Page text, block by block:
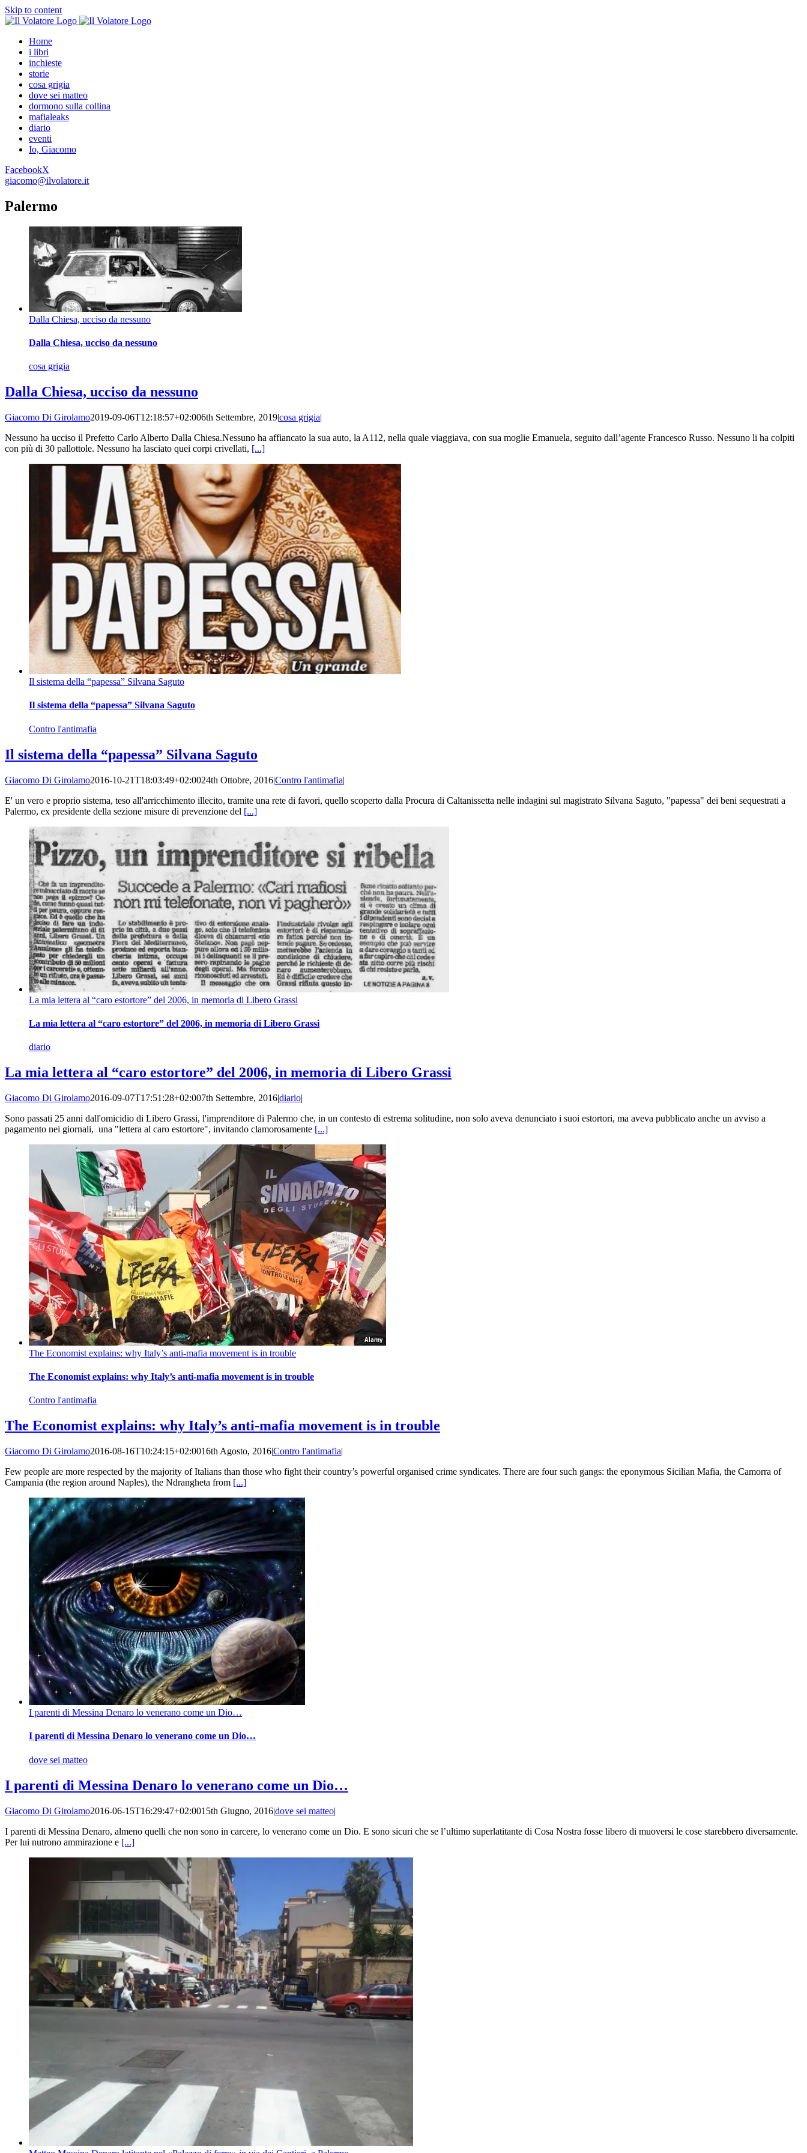
Skip to content
Home
i libri
inchieste
storie
cosa grigia
dove sei matteo
dormono sulla collina
mafialeaks
diario
eventi
Io, Giacomo
FacebookX
giacomo@ilvolatore.it
Palermo
Dalla Chiesa, ucciso da nessuno
Dalla Chiesa, ucciso da nessuno
cosa grigia
Dalla Chiesa, ucciso da nessuno
Giacomo Di Girolamo2019-09-06T12:18:57+02:006th Settembre, 2019|cosa grigia|
Nessuno ha ucciso il Prefetto Carlo Alberto Dalla Chiesa.Nessuno ha affiancato la sua auto, la A112, nella quale viaggiava, con sua moglie Emanuela, seguito dall’agente Francesco Russo. Nessuno li ha colpiti
con più di 30 pallottole. Nessuno ha lasciato quei corpi crivellati, [...]
Il sistema della “papessa” Silvana Saguto
Il sistema della “papessa” Silvana Saguto
Contro l'antimafia
Il sistema della “papessa” Silvana Saguto
Giacomo Di Girolamo2016-10-21T18:03:49+02:0024th Ottobre, 2016|Contro l'antimafia|
E' un vero e proprio sistema, teso all'arricchimento illecito, tramite una rete di favori, quello scoperto dalla Procura di Caltanissetta nelle indagini sul magistrato Silvana Saguto, "papessa" dei beni sequestrati a
Palermo, ex presidente della sezione misure di prevenzione del [...]
La mia lettera al “caro estortore” del 2006, in memoria di Libero Grassi
La mia lettera al “caro estortore” del 2006, in memoria di Libero Grassi
diario
La mia lettera al “caro estortore” del 2006, in memoria di Libero Grassi
Giacomo Di Girolamo2016-09-07T17:51:28+02:007th Settembre, 2016|diario|
Sono passati 25 anni dall'omicidio di Libero Grassi, l'imprenditore di Palermo che, in un contesto di estrema solitudine, non solo aveva denunciato i suoi estortori, ma aveva pubblicato anche un avviso a
pagamento nei giornali, una "lettera al caro estortore", invitando clamorosamente [...]
The Economist explains: why Italy’s anti-mafia movement is in trouble
The Economist explains: why Italy’s anti-mafia movement is in trouble
Contro l'antimafia
The Economist explains: why Italy’s anti-mafia movement is in trouble
Giacomo Di Girolamo2016-08-16T10:24:15+02:0016th Agosto, 2016|Contro l'antimafia|
Few people are more respected by the majority of Italians than those who fight their country’s powerful organised crime syndicates. There are four such gangs: the eponymous Sicilian Mafia, the Camorra of
Campania (the region around Naples), the Ndrangheta from [...]
I parenti di Messina Denaro lo venerano come un Dio…
I parenti di Messina Denaro lo venerano come un Dio…
dove sei matteo
I parenti di Messina Denaro lo venerano come un Dio…
Giacomo Di Girolamo2016-06-15T16:29:47+02:0015th Giugno, 2016|dove sei matteo|
I parenti di Messina Denaro, almeno quelli che non sono in carcere, lo venerano come un Dio. E sono sicuri che se l’ultimo superlatitante di Cosa Nostra fosse libero di muoversi le cose starebbero diversamente.
Per lui nutrono ammirazione e [...]